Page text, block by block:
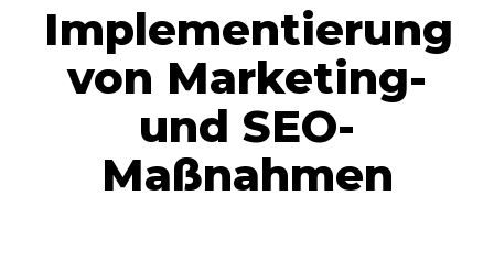
Implementierung
von Marketing-
und SEO-
Maßnahmen